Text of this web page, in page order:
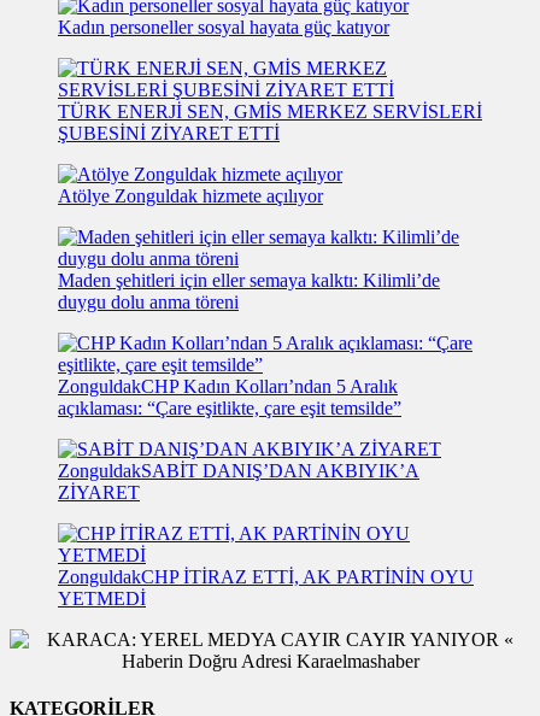
Kadın personeller sosyal hayata güç katıyor
TÜRK ENERJİ SEN, GMİS MERKEZ SERVİSLERİ
ŞUBESİNİ ZİYARET ETTİ
Atölye Zonguldak hizmete açılıyor
Maden şehitleri için eller semaya kalktı: Kilimli’de
duygu dolu anma töreni
ZonguldakCHP Kadın Kolları’ndan 5 Aralık
açıklaması: “Çare eşitlikte, çare eşit temsilde”
ZonguldakSABİT DANIŞ’DAN AKBIYIK’A
ZİYARET
ZonguldakCHP İTİRAZ ETTİ, AK PARTİNİN OYU
YETMEDİ
KATEGORİLER